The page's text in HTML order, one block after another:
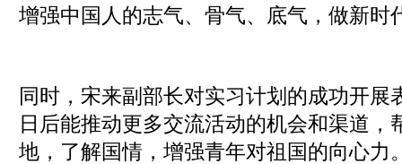
增强中国人的志气、骨气、底气，做新时
同时，宋来副部长对实习计划的成功开展
日后能推动更多交流活动的机会和渠道，
地，了解国情，增强青年对祖国的向心力